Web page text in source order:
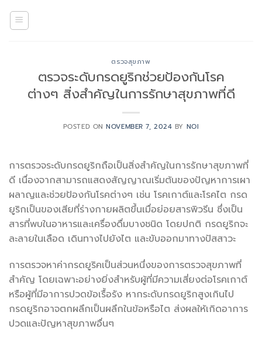
ตรวจสุขภาพ
ตรวจระดับกรดยูริกช่วยป้องกันโรค
ต่างๆ สิ่งสำคัญในการรักษาสุขภาพที่ดี
POSTED ONNOVEMBER 7, 2024 BY NOI
การตรวจระดับกรดยูริกถือเป็นสิ่งสำคัญในการรักษาสุขภาพที่
ดี เนื่องจากสามารถแสดงสัญญาณเริ่มต้นของปัญหาการเผา
ผลาญและช่วยป้องกันโรคต่างๆ เช่น โรคเกาต์และโรคไต กรด
ยูริกเป็นของเสียที่ร่างกายผลิตขึ้นเมื่อย่อยสารพิวรีน ซึ่งเป็น
สารที่พบในอาหารและเครื่องดื่มบางชนิด โดยปกติ กรดยูริกจะ
ละลายในเลือด เดินทางไปยังไต และขับออกมาทางปัสสาวะ
การตรวจหาค่ากรดยูริคเป็นส่วนหนึ่งของการตรวจสุขภาพที่
สำคัญ โดยเฉพาะอย่างยิ่งสำหรับผู้ที่มีความเสี่ยงต่อโรคเกาต์
หรือผู้ที่มีอาการปวดข้อเรื้อรัง หากระดับกรดยูริกสูงเกินไป
กรดยูริกอาจตกผลึกเป็นผลึกในข้อหรือไต ส่งผลให้เกิดอาการ
ปวดและปัญหาสุขภาพอื่นๆ